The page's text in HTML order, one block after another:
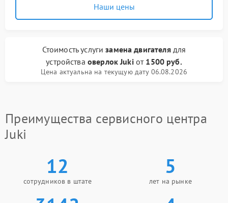
Наши цены
Стоимость услугизамена двигателядля
устройства оверлок Jukiот 1500 руб.
Цена актуальна на текущую дату 06.08.2026
Преимущества сервисного центра
Juki
12
сотрудников в штате
5
лет на рынке